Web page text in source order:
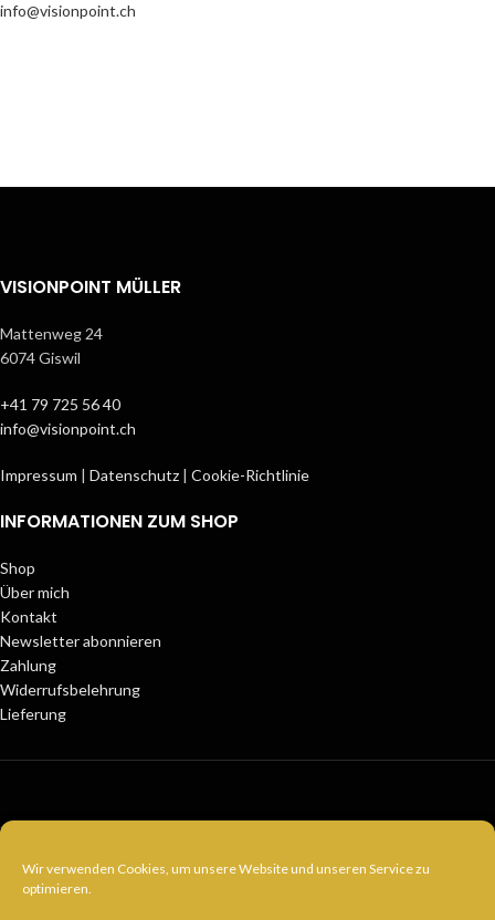
Wir verwenden Cookies, um unsere Website und unseren Service zu
optimieren.
info@visionpoint.ch
VISIONPOINT MÜLLER
Mattenweg 24
6074 Giswil
+41 79 725 56 40
info@visionpoint.ch
Impressum | Datenschutz | Cookie-Richtlinie
INFORMATIONEN ZUM SHOP
Shop
Über mich
Kontakt
Newsletter abonnieren
Zahlung
Widerrufsbelehrung
Lieferung
Zahlungsarten